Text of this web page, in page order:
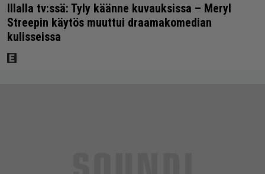
Illalla tv:ssä: Tyly käänne kuvauksissa – Meryl
Streepin käytös muuttui draamakomedian
kulisseissa